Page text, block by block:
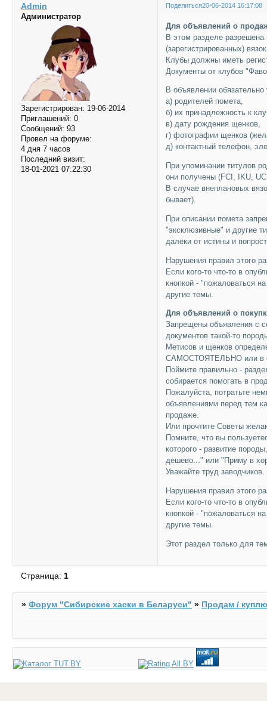
Поделиться20-06-2014 16:17:08
Admin
Администратор
Зарегистрирован: 19-06-2014
Приглашений: 0
Сообщений: 93
Провел на форуме:
4 дня 7 часов
Последний визит:
18-01-2021 07:22:30
Для объявлений о
В этом разделе
(зарегистрированных)
Клубы должны иметь
Документы от клубов
В объявлении обязательно
а) родителей помета,
б) их принадлежность к
в) дату рождения щенков,
г) фотографии щенков
д) контактный телефон,
При упоминании титулов
они получены (FCI, IKU,
В случае внеплановых
бывает).
При описании помета
"эксклюзивные" и другие
далеки от истины и
Нарушения правил этого
Если кого-то что-то в
кнопкой - "пожаловаться
другие темы.
Для объявлений о
Запрещены объявления с
документов такой-то
Метисов и щенков
САМОСТОЯТЕЛЬНО или в
Поймите правильно -
собирается помогать в
Пожалуйста, потратьте
объявлениями перед тем
продаже.
Или прочтите Советы
Помните, что вы
которого - развитие
дешево..." или "Приму в
Уважайте труд заводчиков.
Нарушения правил этого
Если кого-то что-то в
кнопкой - "пожаловаться
другие темы.
Этот раздел только для
Страница: 1
»Форум "Cибирские хаски в Беларуси" » Продам /